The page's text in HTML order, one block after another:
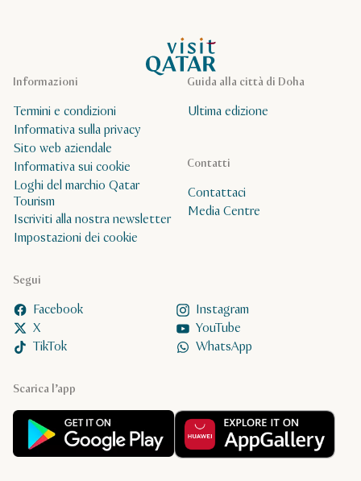
Pagina iniziale Visit Qatar
Scarica l’app
Guida alla città di Doha
Ultima edizione
Segui
Facebook
Instagram
X
YouTube
TikTok
WhatsApp
Contatti
Contattaci
Media Centre
Informazioni
Termini e condizioni
Informativa sulla privacy
Sito web aziendale
Informativa sui cookie
Loghi del marchio Qatar
Tourism
Iscriviti alla nostra newsletter
Impostazioni dei cookie